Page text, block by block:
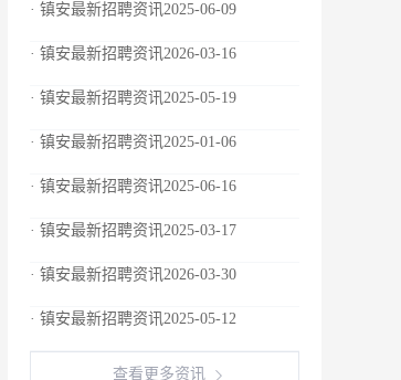
· 镇安最新招聘资讯2025-06-09
· 镇安最新招聘资讯2026-03-16
· 镇安最新招聘资讯2025-05-19
· 镇安最新招聘资讯2025-01-06
· 镇安最新招聘资讯2025-06-16
· 镇安最新招聘资讯2025-03-17
· 镇安最新招聘资讯2026-03-30
· 镇安最新招聘资讯2025-05-12
查看更多资讯